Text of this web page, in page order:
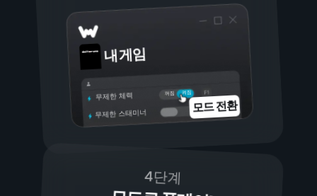
내 게임
켜짐
꺼짐
무제한 체력
무제한 스태미너 모드 전환
4단계